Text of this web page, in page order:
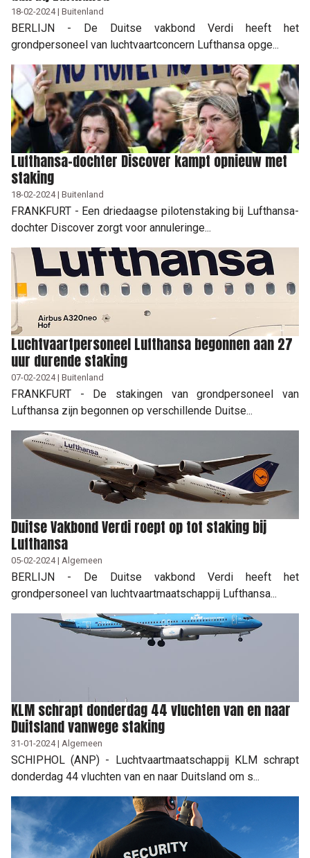
18-02-2024 | Buitenland
BERLIJN - De Duitse vakbond Verdi heeft het
grondpersoneel van luchtvaartconcern Lufthansa opge...
Lufthansa-dochter Discover kampt opnieuw met
staking
18-02-2024 | Buitenland
FRANKFURT - Een driedaagse pilotenstaking bij Lufthansa-
dochter Discover zorgt voor annuleringe...
Luchtvaartpersoneel Lufthansa begonnen aan 27
uur durende staking
07-02-2024 | Buitenland
FRANKFURT - De stakingen van grondpersoneel van
Lufthansa zijn begonnen op verschillende Duitse...
Duitse Vakbond Verdi roept op tot staking bij
Lufthansa
05-02-2024 | Algemeen
BERLIJN - De Duitse vakbond Verdi heeft het
grondpersoneel van luchtvaartmaatschappij Lufthansa...
KLM schrapt donderdag 44 vluchten van en naar
Duitsland vanwege staking
31-01-2024 | Algemeen
SCHIPHOL (ANP) - Luchtvaartmaatschappij KLM schrapt
donderdag 44 vluchten van en naar Duitsland om s...